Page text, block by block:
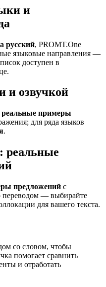
и
русский, PROMT.One
языковые направления —
доступен в
и озвучкой
реальные примеры
для ряда языков
.
реальные
предложений с
переводом — выбирайте
для вашего текста.
со словом, чтобы
помогает сравнить
и отработать